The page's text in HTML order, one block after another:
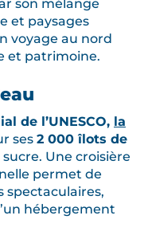
son mélange
et paysages
voyage au nord
et patrimoine.
de l’UNESCO, la
ses 2 000 îlots de
Une croisière
permet de
spectaculaires,
hébergement